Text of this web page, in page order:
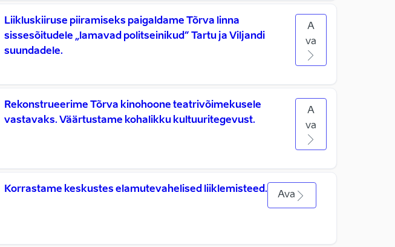
Liikluskiiruse piiramiseks paigaldame Tõrva linna
sissesõitudele „lamavad politseinikud” Tartu ja Viljandi
suundadele.
A
va
Rekonstrueerime Tõrva kinohoone teatrivõimekusele
vastavaks. Väärtustame kohalikku kultuuritegevust.
A
va
Korrastame keskustes elamutevahelised liiklemisteed.
Ava